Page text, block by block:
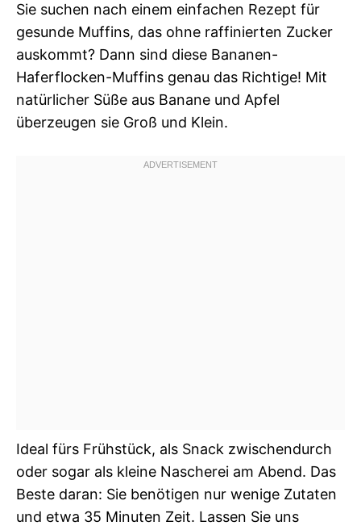
Sie suchen nach einem einfachen Rezept für
gesunde Muffins, das ohne raffinierten Zucker
auskommt? Dann sind diese Bananen-
Haferflocken-Muffins genau das Richtige! Mit
natürlicher Süße aus Banane und Apfel
überzeugen sie Groß und Klein.
Ideal fürs Frühstück, als Snack zwischendurch
oder sogar als kleine Nascherei am Abend. Das
Beste daran: Sie benötigen nur wenige Zutaten
und etwa 35 Minuten Zeit. Lassen Sie uns